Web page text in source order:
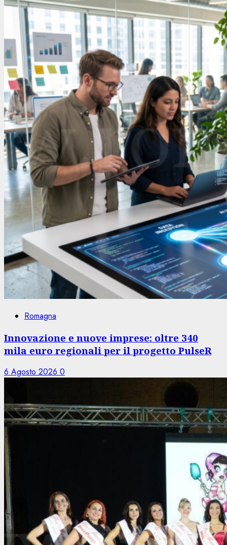
Romagna
Innovazione e nuove imprese: oltre 340
mila euro regionali per il progetto PulseR
6 Agosto 2026 0